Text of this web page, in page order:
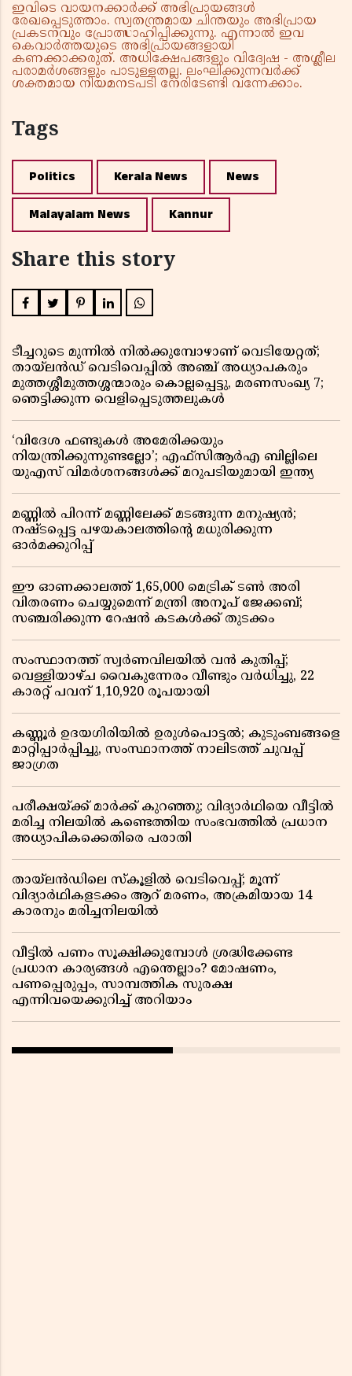
ഇവിടെ വായനക്കാർക്ക് അഭിപ്രായങ്ങൾ
രേഖപ്പെടുത്താം. സ്വതന്ത്രമായ ചിന്തയും അഭിപ്രായ
പ്രകടനവും പ്രോത്സാഹിപ്പിക്കുന്നു. എന്നാൽ ഇവ
കെവാർത്തയുടെ അഭിപ്രായങ്ങളായി
കണക്കാക്കരുത്. അധിക്ഷേപങ്ങളും വിദ്വേഷ - അശ്ലീല
പരാമർശങ്ങളും പാടുള്ളതല്ല. ലംഘിക്കുന്നവർക്ക്
ശക്തമായ നിയമനടപടി നേരിടേണ്ടി വന്നേക്കാം.
Tags
Politics Kerala News News
Malayalam News Kannur
Share this story
ടീച്ചറുടെ മുന്നിൽ നിൽക്കുമ്പോഴാണ് വെടിയേറ്റത്;
തായ്‌ലൻഡ് വെടിവെപ്പിൽ അഞ്ച് അധ്യാപകരും
മുത്തശ്ശീമുത്തശ്ശന്മാരും കൊല്ലപ്പെട്ടു, മരണസംഖ്യ 7;
ഞെട്ടിക്കുന്ന വെളിപ്പെടുത്തലുകൾ
‘വിദേശ ഫണ്ടുകൾ അമേരിക്കയും
നിയന്ത്രിക്കുന്നുണ്ടല്ലോ’; എഫ്സിആർഎ ബില്ലിലെ
യുഎസ് വിമർശനങ്ങൾക്ക് മറുപടിയുമായി ഇന്ത്യ
മണ്ണിൽ പിറന്ന് മണ്ണിലേക്ക് മടങ്ങുന്ന മനുഷ്യൻ;
നഷ്ടപ്പെട്ട പഴയകാലത്തിൻ്റെ മധുരിക്കുന്ന
ഓർമക്കുറിപ്പ്
ഈ ഓണക്കാലത്ത് 1,65,000 മെട്രിക് ടൺ അരി
വിതരണം ചെയ്യുമെന്ന് മന്ത്രി അനൂപ് ജേക്കബ്;
സഞ്ചരിക്കുന്ന റേഷൻ കടകൾക്ക് തുടക്കം
സംസ്ഥാനത്ത് സ്വർണവിലയിൽ വൻ കുതിപ്പ്;
വെള്ളിയാഴ്ച വൈകുന്നേരം വീണ്ടും വർധിച്ചു, 22
കാരറ്റ് പവന് 1,10,920 രൂപയായി
കണ്ണൂർ ഉദയഗിരിയിൽ ഉരുൾപൊട്ടൽ; കുടുംബങ്ങളെ
മാറ്റിപ്പാർപ്പിച്ചു, സംസ്ഥാനത്ത് നാലിടത്ത് ചുവപ്പ്
ജാഗ്രത
പരീക്ഷയ്ക്ക് മാർക്ക് കുറഞ്ഞു; വിദ്യാർഥിയെ വീട്ടിൽ
മരിച്ച നിലയിൽ കണ്ടെത്തിയ സംഭവത്തിൽ പ്രധാന
അധ്യാപികക്കെതിരെ പരാതി
തായ്‌ലൻഡിലെ സ്‌കൂളിൽ വെടിവെപ്പ്; മൂന്ന്
വിദ്യാർഥികളടക്കം ആറ് മരണം, അക്രമിയായ 14
കാരനും മരിച്ചനിലയിൽ
വീട്ടിൽ പണം സൂക്ഷിക്കുമ്പോൾ ശ്രദ്ധിക്കേണ്ട
പ്രധാന കാര്യങ്ങൾ എന്തെല്ലാം? മോഷണം,
പണപ്പെരുപ്പം, സാമ്പത്തിക സുരക്ഷ
എന്നിവയെക്കുറിച്ച് അറിയാം